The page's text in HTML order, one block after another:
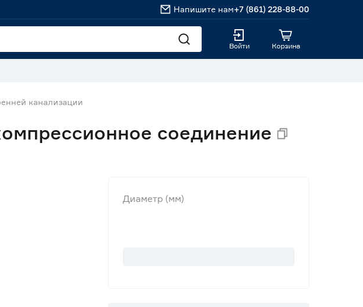
Напишите нам+7 (861) 228-88-00
Войти Корзина
канализации
соединение
Диаметр (мм)